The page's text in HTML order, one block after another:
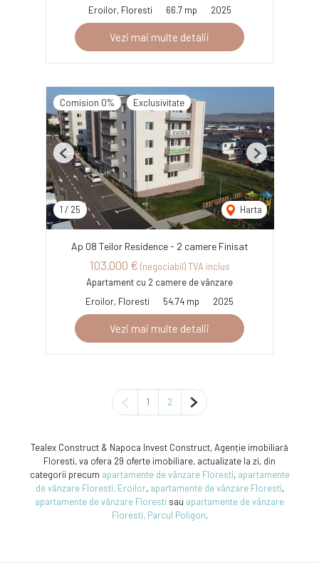
Eroilor, Floresti
66.7 mp 2025
Vezi mai multe detalii
Comision 0% Exclusivitate
1 / 25 Harta
Previous Next
Ap 08 Teilor Residence - 2 camere Finisat
103,000 € (negociabil) TVA inclus
Apartament cu 2 camere de vânzare
Eroilor, Floresti
54.74 mp 2025
Vezi mai multe detalii
Pagina anterioară
1 2 Pagina următoare
Tealex Construct & Napoca Invest Construct, Agenție imobiliară
Floresti, va ofera 29 oferte imobiliare, actualizate la zi, din
categorii precum apartamente de vânzare Floresti, apartamente
de vânzare Floresti, Eroilor, apartamente de vânzare Floresti,
apartamente de vânzare Floresti sau apartamente de vânzare
Floresti, Parcul Poligon.